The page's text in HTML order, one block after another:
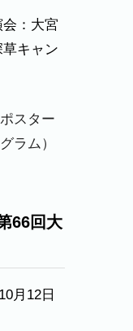
：大宮
キャン
スター
ラム）
66回大
月12日